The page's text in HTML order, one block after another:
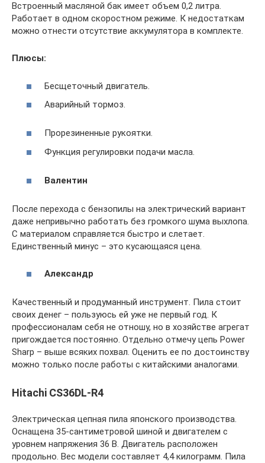
Встроенный масляной бак имеет объем 0,2 литра.
Работает в одном скоростном режиме. К недостаткам
можно отнести отсутствие аккумулятора в комплекте.
Плюсы:
Бесщеточный двигатель.
Аварийный тормоз.
Прорезиненные рукоятки.
Функция регулировки подачи масла.
Валентин
После перехода с бензопилы на электрический вариант
даже непривычно работать без громкого шума выхлопа.
С материалом справляется быстро и слетает.
Единственный минус – это кусающаяся цена.
Александр
Качественный и продуманный инструмент. Пила стоит
своих денег – пользуюсь ей уже не первый год. К
профессионалам себя не отношу, но в хозяйстве агрегат
пригождается постоянно. Отдельно отмечу цепь Power
Sharp – выше всяких похвал. Оценить ее по достоинству
можно только после работы с китайскими аналогами.
Hitachi CS36DL-R4
Электрическая цепная пила японского производства.
Оснащена 35-сантиметровой шиной и двигателем с
уровнем напряжения 36 В. Двигатель расположен
продольно. Вес модели составляет 4,4 килограмм. Пила